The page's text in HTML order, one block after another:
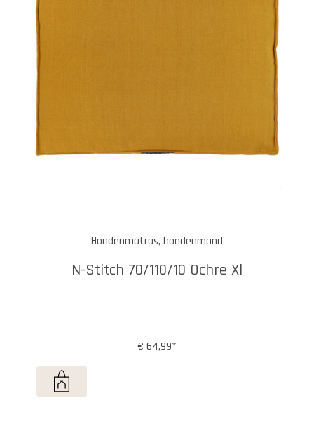
Hondenmatras, hondenmand
N-Stitch 70/110/10 Ochre Xl
€ 64,99*